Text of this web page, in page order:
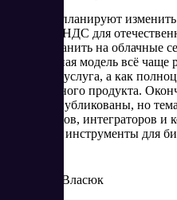
В России планируют
льготу по НДС для
распространить на облачные
что облачная модель всё чаще
отдельная услуга, а как
программного продукта.
пока не опубликованы, но
провайдеров, интеграторов
цифровые инструменты для
Елена Власюк